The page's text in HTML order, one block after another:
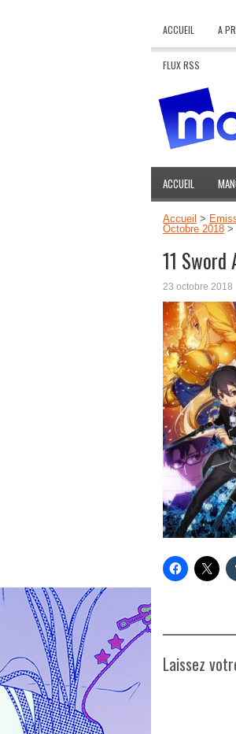
ACCUEIL A
FLUX RSS
ACCUEIL
Accueil >
Octobre 2018 >
11
23 octobre 2018
Laissez